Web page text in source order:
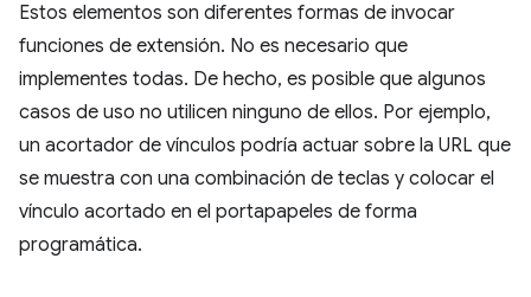
Estos elementos son diferentes formas de invocar
funciones de extensión. No es necesario que
implementes todas. De hecho, es posible que algunos
casos de uso no utilicen ninguno de ellos. Por ejemplo,
un acortador de vínculos podría actuar sobre la URL que
se muestra con una combinación de teclas y colocar el
vínculo acortado en el portapapeles de forma
programática.